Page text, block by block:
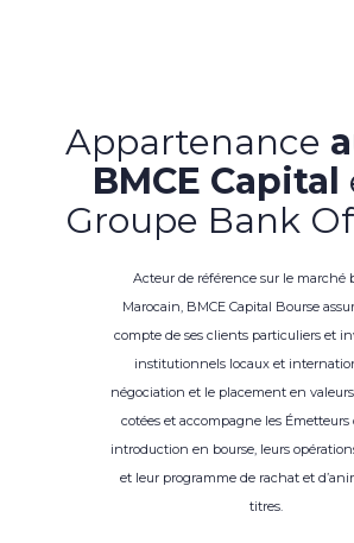
Appartenance
BMCE Capital
Groupe Bank
Acteur de référence sur le marché
Marocain, BMCE Capital Bourse
compte de ses clients particuliers et
institutionnels locaux et
négociation et le placement en
cotées et accompagne les Émetteurs
introduction en bourse, leurs
et leur programme de rachat et
titres.